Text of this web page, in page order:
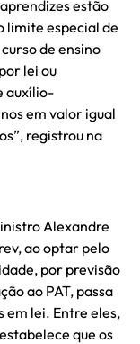
estão
limite especial de
de ensino
lei ou
auxílio-
em valor igual
registrou na
Alexandre
ao optar pelo
por previsão
ao PAT, passa
em lei. Entre eles,
que os